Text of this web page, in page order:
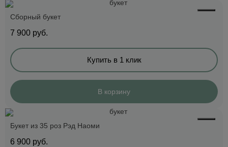
Сборный букет
7 900 руб.
Купить в 1 клик
В корзину
Букет из 35 роз Рэд Наоми
6 900 руб.